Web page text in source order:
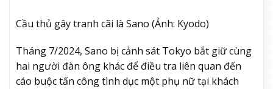
Cầu thủ gây tranh cãi là Sano (Ảnh: Kyodo)
Tháng 7/2024, Sano bị cảnh sát Tokyo bắt giữ cùng
hai người đàn ông khác để điều tra liên quan đến
cáo buộc tấn công tình dục một phụ nữ tại khách